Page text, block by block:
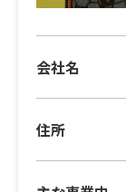
会社名
住所